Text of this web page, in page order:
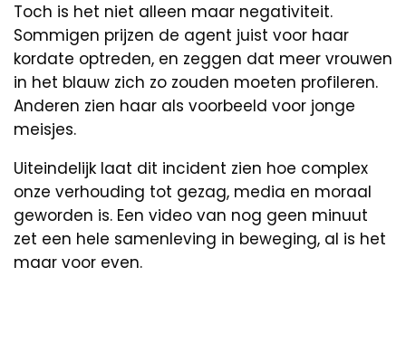
Toch is het niet alleen maar negativiteit.
Sommigen prijzen de agent juist voor haar
kordate optreden, en zeggen dat meer vrouwen
in het blauw zich zo zouden moeten profileren.
Anderen zien haar als voorbeeld voor jonge
meisjes.
Uiteindelijk laat dit incident zien hoe complex
onze verhouding tot gezag, media en moraal
geworden is. Een video van nog geen minuut
zet een hele samenleving in beweging, al is het
maar voor even.